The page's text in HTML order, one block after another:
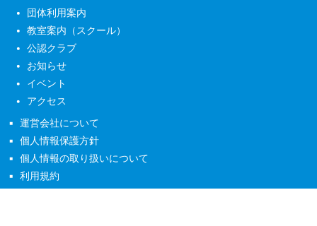
団体利用案内
教室案内（スクール）
公認クラブ
お知らせ
イベント
アクセス
運営会社について
個人情報保護方針
個人情報の取り扱いについて
利用規約